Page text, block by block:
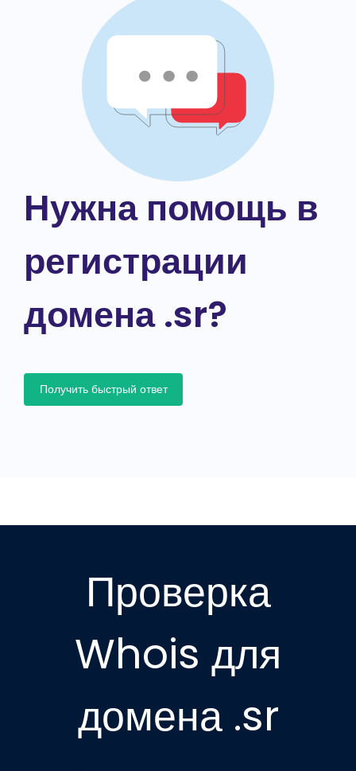
Нужна помощь в
регистрации
домена .sr?
Получить быстрый ответ
Проверка
Whois для
домена .sr